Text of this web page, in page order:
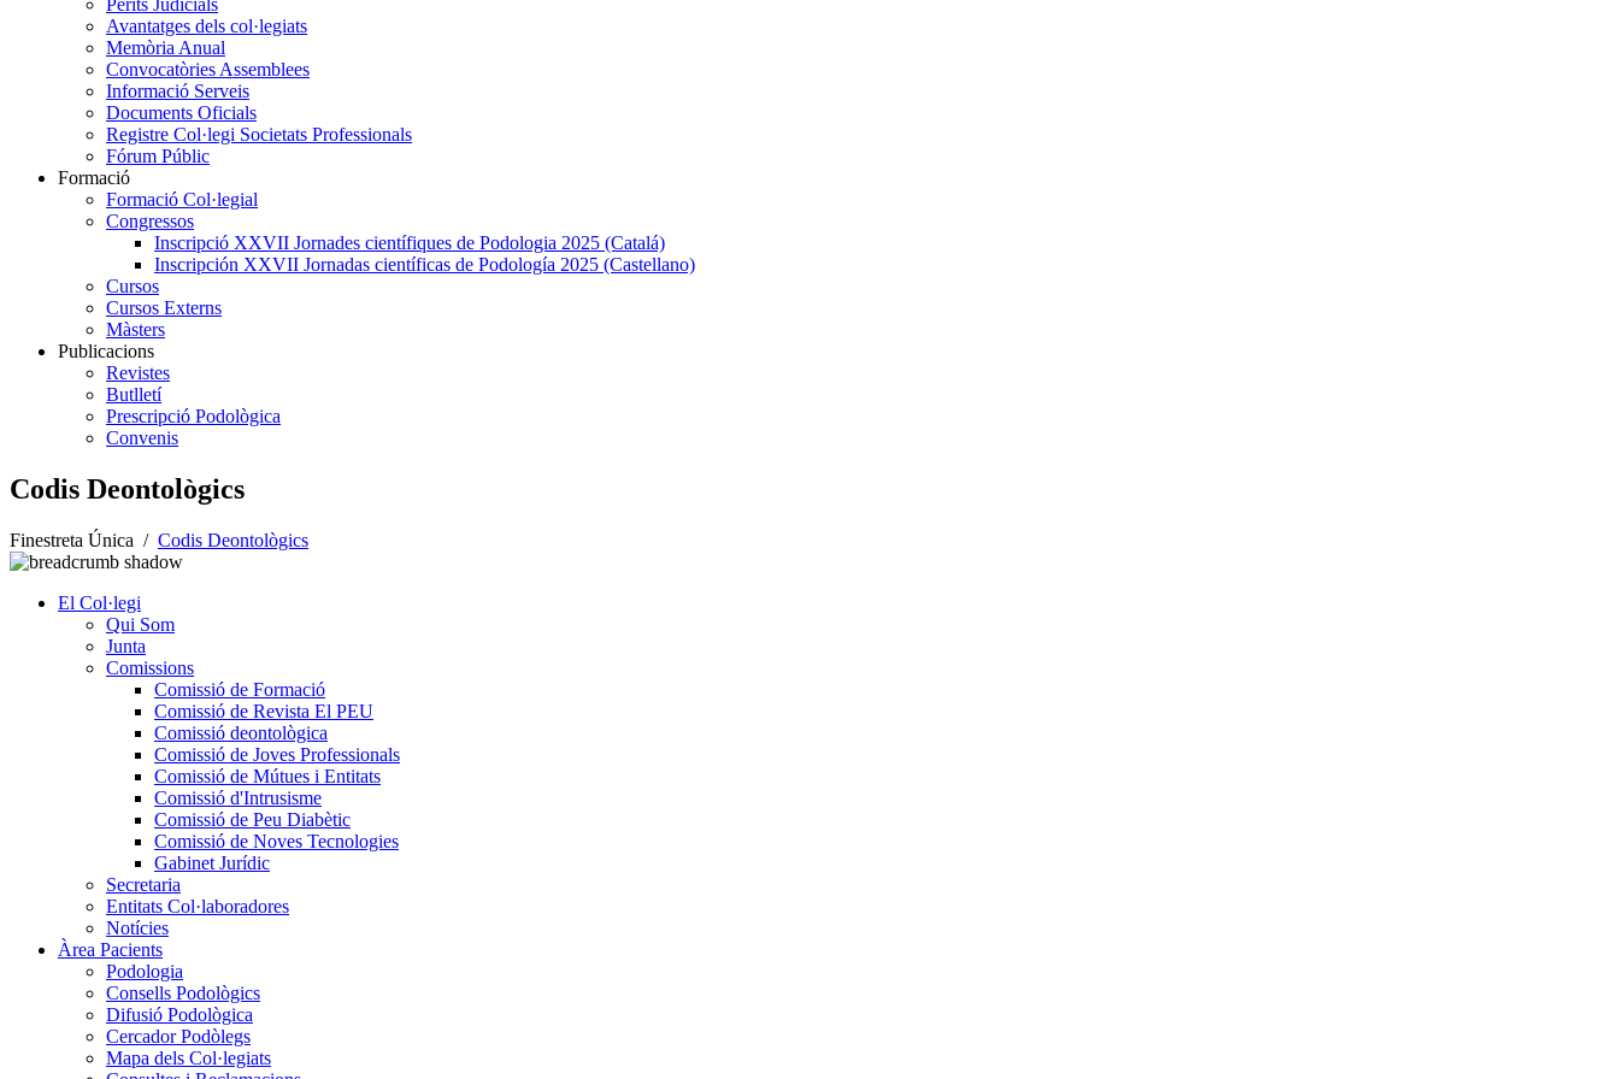
Perits Judicials
Avantatges dels col·legiats
Memòria Anual
Convocatòries Assemblees
Informació Serveis
Documents Oficials
Registre Col·legi Societats Professionals
Fórum Públic
Formació
Formació Col·legial
Congressos
Inscripció XXVII Jornades científiques de Podologia 2025 (Catalá)
Inscripción XXVII Jornadas científicas de Podología 2025 (Castellano)
Cursos
Cursos Externs
Màsters
Publicacions
Revistes
Butlletí
Prescripció Podològica
Convenis
Codis Deontològics
Finestreta Única / Codis Deontològics
El Col·legi
Qui Som
Junta
Comissions
Comissió de Formació
Comissió de Revista El PEU
Comissió deontològica
Comissió de Joves Professionals
Comissió de Mútues i Entitats
Comissió d'Intrusisme
Comissió de Peu Diabètic
Comissió de Noves Tecnologies
Gabinet Jurídic
Secretaria
Entitats Col·laboradores
Notícies
Àrea Pacients
Podologia
Consells Podològics
Difusió Podològica
Cercador Podòlegs
Mapa dels Col·legiats